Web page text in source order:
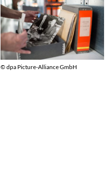
© dpa Picture-Alliance GmbH